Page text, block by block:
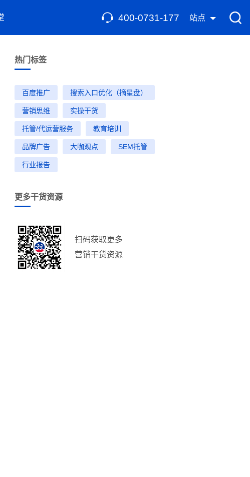
400-0731-177 站点
热门标签
百度推广 搜索入口优化（摘星盘）
营销思维 实操干货
托管/代运营服务 教育培训
品牌广告 大咖观点 SEM托管
行业报告
更多干货资源
扫码获取更多
营销干货资源